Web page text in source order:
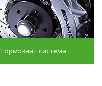
Тормозная система